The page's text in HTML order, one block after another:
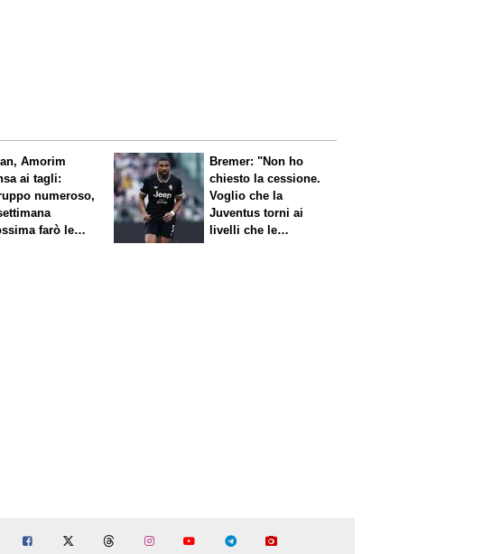
Amorim
ai tagli:
numeroso,
farò le
Bremer: "Non ho
chiesto la cessione.
Voglio che la
Juventus torni ai
livelli che le